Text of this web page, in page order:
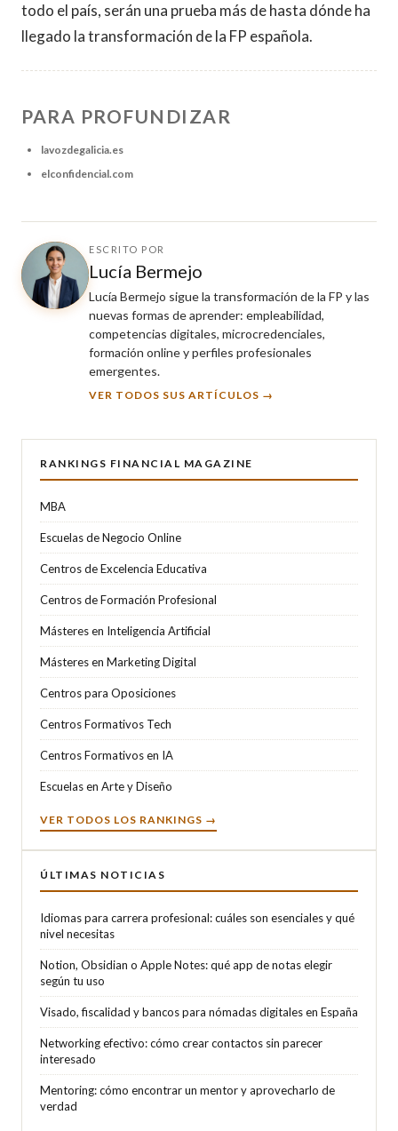
todo el país, serán una prueba más de hasta dónde ha
llegado la transformación de la FP española.
PARA PROFUNDIZAR
lavozdegalicia.es
elconfidencial.com
ESCRITO POR
Lucía Bermejo
Lucía Bermejo sigue la transformación de la FP y las
nuevas formas de aprender: empleabilidad,
competencias digitales, microcredenciales,
formación online y perfiles profesionales
emergentes.
VER TODOS SUS ARTÍCULOS →
RANKINGS FINANCIAL MAGAZINE
MBA
Escuelas de Negocio Online
Centros de Excelencia Educativa
Centros de Formación Profesional
Másteres en Inteligencia Artificial
Másteres en Marketing Digital
Centros para Oposiciones
Centros Formativos Tech
Centros Formativos en IA
Escuelas en Arte y Diseño
VER TODOS LOS RANKINGS →
ÚLTIMAS NOTICIAS
Idiomas para carrera profesional: cuáles son esenciales y qué
nivel necesitas
Notion, Obsidian o Apple Notes: qué app de notas elegir
según tu uso
Visado, fiscalidad y bancos para nómadas digitales en España
Networking efectivo: cómo crear contactos sin parecer
interesado
Mentoring: cómo encontrar un mentor y aprovecharlo de
verdad